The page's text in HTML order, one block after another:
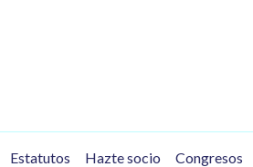
Estatutos Hazte socio Congresos